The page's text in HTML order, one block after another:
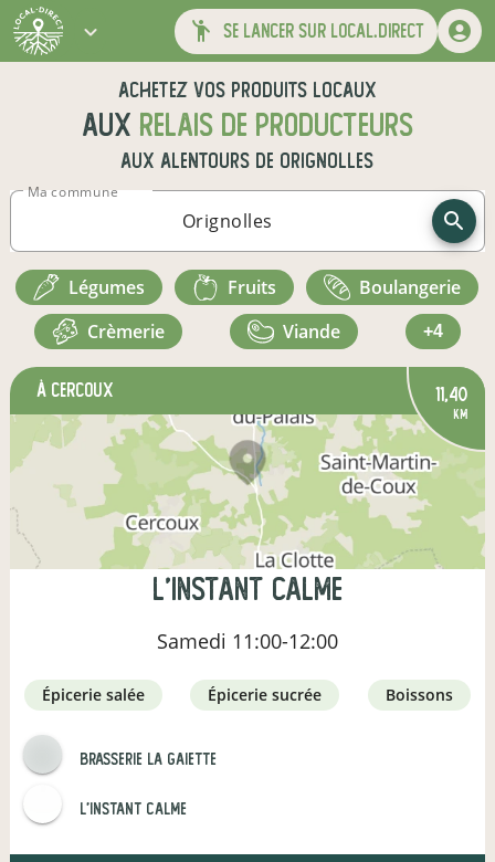
se lancer sur local.direct
Achetez vos produits locaux
aux relais de producteurs
aux alentours de Orignolles
Ma commune
légumes fruits
boulangerie
crèmerie
viande +4
à Cercoux 11,40
km
L'INSTANT CALME
Samedi 11:00-12:00
épicerie salée épicerie sucrée boissons
Brasserie la gaiette
L'Instant Calme